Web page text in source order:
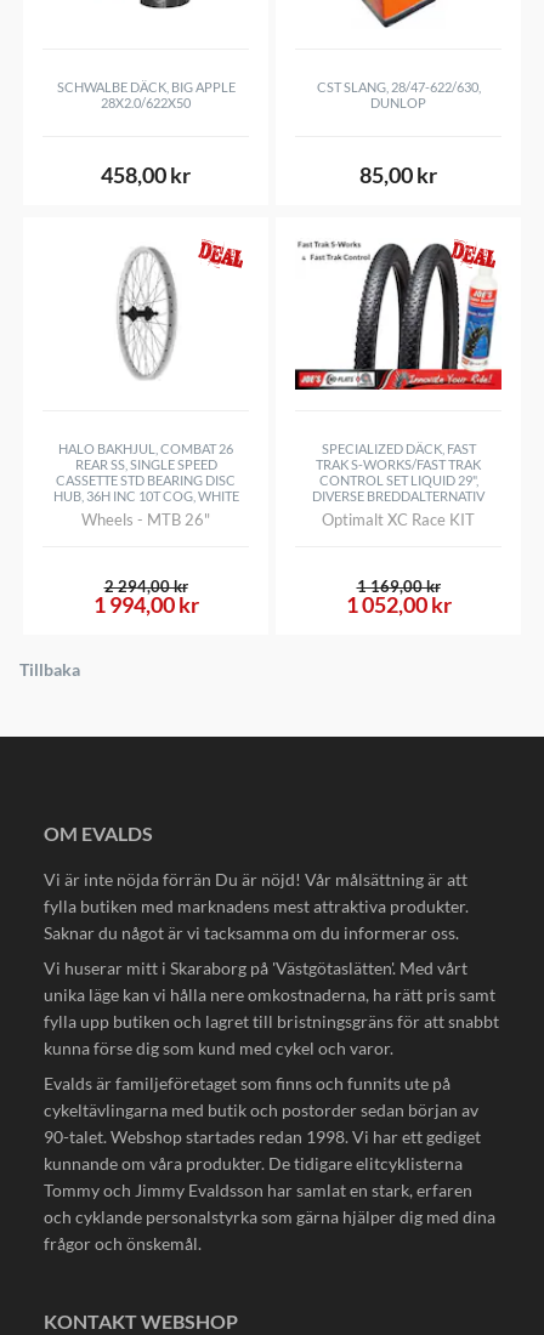
SCHWALBE DÄCK, BIG APPLE
28X2.0/622X50
458,00 kr
CST SLANG, 28/47-622/630,
DUNLOP
85,00 kr
HALO BAKHJUL, COMBAT 26
REAR SS, SINGLE SPEED
CASSETTE STD BEARING DISC
HUB, 36H INC 10T COG, WHITE
Wheels - MTB 26"
1 994,00 kr
2 294,00 kr
SPECIALIZED DÄCK, FAST
TRAK S-WORKS/FAST TRAK
CONTROL SET LIQUID 29",
DIVERSE BREDDALTERNATIV
Optimalt XC Race KIT
1 052,00 kr
1 169,00 kr
Tillbaka
OM EVALDS
Vi är inte nöjda förrän Du är nöjd! Vår målsättning är att
fylla butiken med marknadens mest attraktiva produkter.
Saknar du något är vi tacksamma om du informerar oss.
Vi huserar mitt i Skaraborg på 'Västgötaslätten'. Med vårt
unika läge kan vi hålla nere omkostnaderna, ha rätt pris samt
fylla upp butiken och lagret till bristningsgräns för att snabbt
kunna förse dig som kund med cykel och varor.
Evalds är familjeföretaget som finns och funnits ute på
cykeltävlingarna med butik och postorder sedan början av
90-talet. Webshop startades redan 1998. Vi har ett gediget
kunnande om våra produkter. De tidigare elitcyklisterna
Tommy och Jimmy Evaldsson har samlat en stark, erfaren
och cyklande personalstyrka som gärna hjälper dig med dina
frågor och önskemål.
KONTAKT WEBSHOP